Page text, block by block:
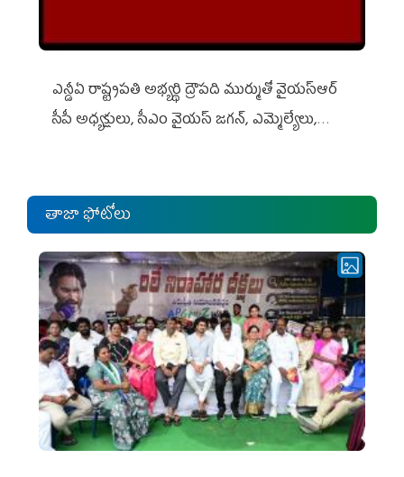
ఎన్డీఏ రాష్ట్ర‌ప‌తి అభ్య‌ర్థి ద్రౌప‌ది ముర్ముతో వైయ‌స్ఆర్
సీపీ అధ్య‌క్షులు, సీఎం వైయ‌స్ జ‌గ‌న్, ఎమ్మెల్యేలు,
తాజా ఫోటోలు